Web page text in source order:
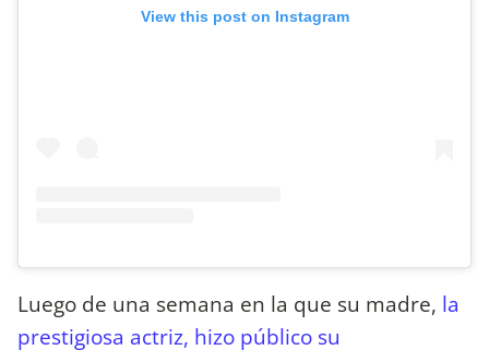
View this post on Instagram
Luego de una semana en la que su madre, la
prestigiosa actriz, hizo público su